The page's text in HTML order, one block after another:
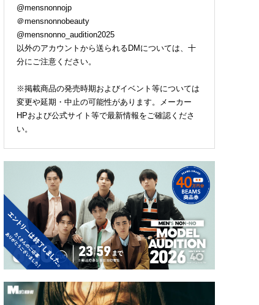
@mensnonnojp
＠mensnonnobeauty
@mensnonno_audition2025
以外のアカウントから送られるDMについては、十
分にご注意ください。
※掲載商品の発売時期およびイベント等については
変更や延期・中止の可能性があります。メーカー
HPおよび公式サイト等で最新情報をご確認くださ
い。